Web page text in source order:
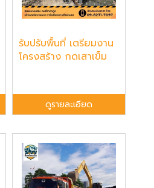
รับปรับพื้นที่ เตรียมงาน
โครงสร้าง กดเสาเข็ม
ดูรายละเอียด